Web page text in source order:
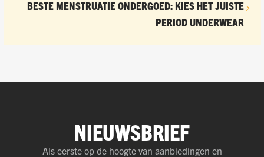
BESTE MENSTRUATIE ONDERGOED: KIES HET JUISTE
PERIOD UNDERWEAR
NIEUWSBRIEF
Als eerste op de hoogte van aanbiedingen en